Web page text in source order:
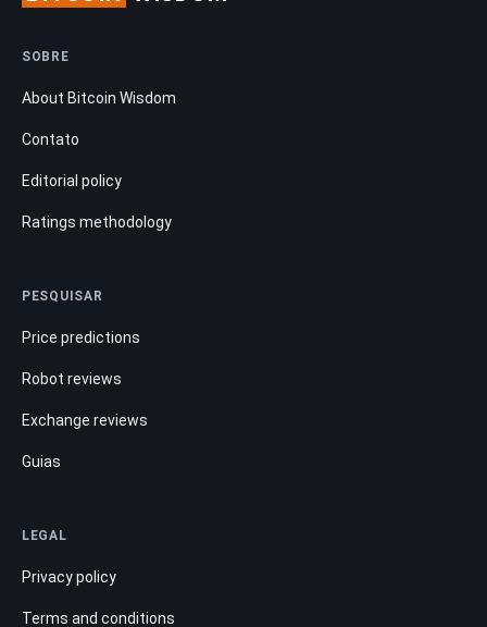
SOBRE
About Bitcoin Wisdom
Contato
Editorial policy
Ratings methodology
PESQUISAR
Price predictions
Robot reviews
Exchange reviews
Guias
LEGAL
Privacy policy
Terms and conditions